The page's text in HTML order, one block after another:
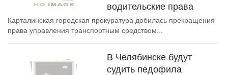
водительские права
Карталинская городская прокуратура добилась прекращения
права управления транспортным средством...
В Челябинске будут
судить педофила